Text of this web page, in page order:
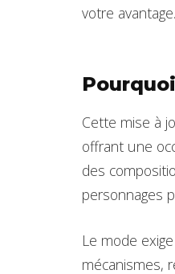
votre avantage.
Cette mise à
offrant une
des
personnages
Le mode
mécanismes,